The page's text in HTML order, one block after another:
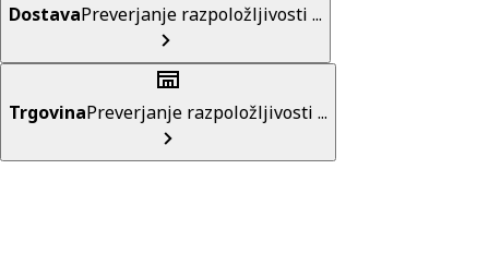
DostavaPreverjanje razpoložljivosti ...
TrgovinaPreverjanje razpoložljivosti ...